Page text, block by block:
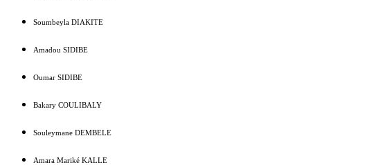
Soumbeyla DIAKITE
Amadou SIDIBE
Oumar SIDIBE
Bakary COULIBALY
Souleymane DEMBELE
Amara Mariké KALLE